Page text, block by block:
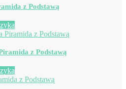
z Podstawą
z Podstawą